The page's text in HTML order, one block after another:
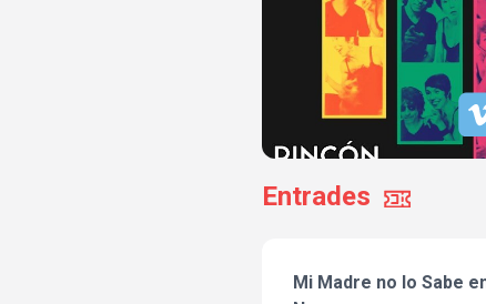
Entrades
Mi Madre no lo Sabe